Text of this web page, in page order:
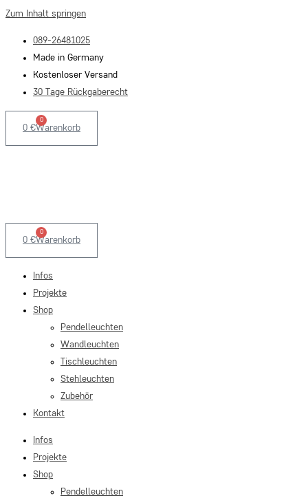
Zum Inhalt springen
089-26481025
Made in Germany
Kostenloser Versand
30 Tage Rückgaberecht
0 €
0
Warenkorb
0 €
0
Warenkorb
Infos
Projekte
Shop
Pendelleuchten
Wandleuchten
Tischleuchten
Stehleuchten
Zubehör
Kontakt
Infos
Projekte
Shop
Pendelleuchten